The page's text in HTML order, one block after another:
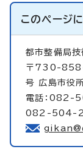
このページ
都市整備局
〒730-
号 広島市役
電話：082-
082-504-